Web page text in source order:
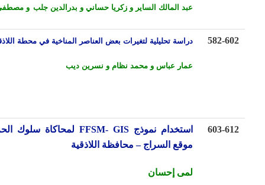
عبد المالك الساير و زكريا حساني و بدرالدين جلب و مصطفى عطري
582- دراسة تحليلية لتغيرات بعض العناصر المناخية في محطة اللاذقية
عمار عباس و محمد نظام و نسرين ديب
603- استخدام نموذج FFSM- GIS لمحاكاة سلوك الحريق في
موقع السراج – محافظة اللاذقية
لمى إحسان